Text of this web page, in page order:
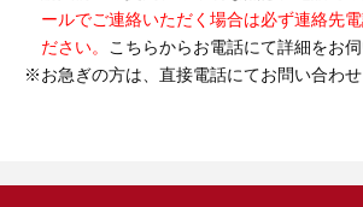
ールでご連絡いただく場合は必ず連絡先
ださい。
こちらからお電話にて詳細をお伺
お急ぎの方は、直接電話にてお問い合わせ